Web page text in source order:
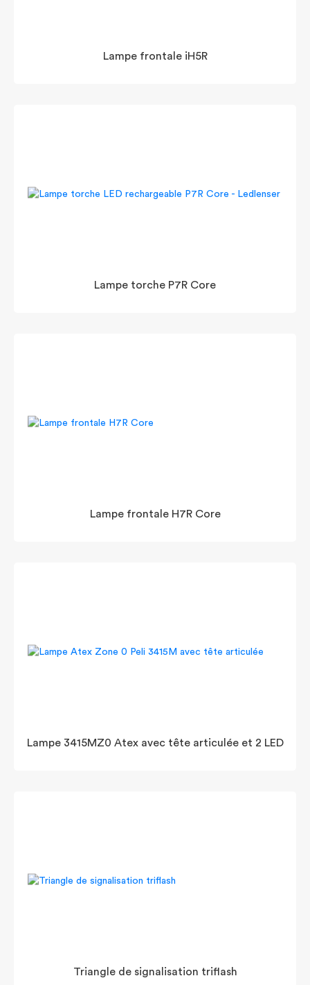
Lampe frontale iH5R
Lampe torche P7R Core
Lampe frontale H7R Core
Lampe 3415MZ0 Atex avec tête articulée et 2 LED
Triangle de signalisation triflash